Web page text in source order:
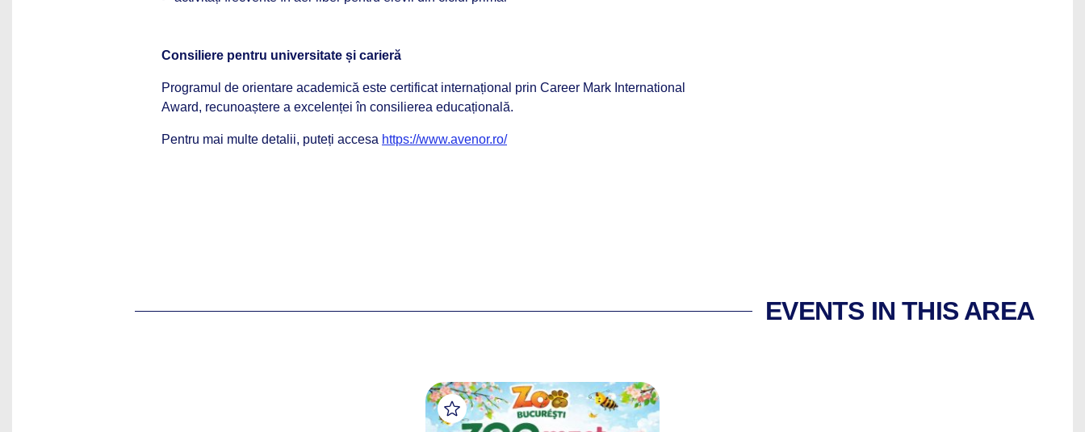
Consiliere pentru universitate și carieră
Programul de orientare academică este certificat internațional prin Career Mark International
Award, recunoaștere a excelenței în consilierea educațională.
Pentru mai multe detalii, puteți accesa https://www.avenor.ro/
EVENTS IN THIS AREA